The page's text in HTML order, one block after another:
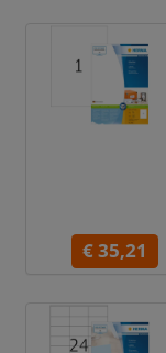
€ 35,21